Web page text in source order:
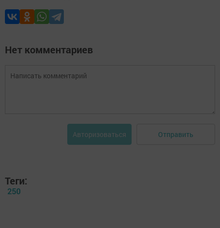
Нет комментариев
Авторизоваться Отправить
Теги:
250